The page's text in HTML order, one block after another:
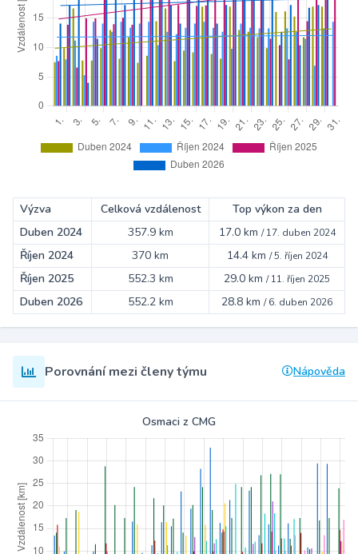
Výzva Celková vzdálenost
Top výkon za den
Duben 2024
357.9 km 17.0 km /17. duben 2024
Říjen 2024 370 km 14.4 km /5. říjen 2024
Říjen 2025 552.3 km 29.0 km /11. říjen 2025
Duben 2026 552.2 km 28.8 km /6. duben 2026
Porovnání mezi členy týmu Nápověda
Osmaci z CMG